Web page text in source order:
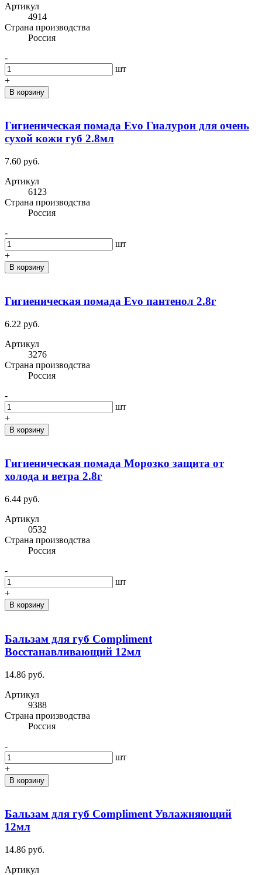
Артикул
4914
Cтрана производства
Россия
-
шт
+
В корзину
Гигиеническая помада Evo Гиалурон для очень
сухой кожи губ 2.8мл
7.60 руб.
Артикул
6123
Cтрана производства
Россия
-
шт
+
В корзину
Гигиеническая помада Evo пантенол 2.8г
6.22 руб.
Артикул
3276
Cтрана производства
Россия
-
шт
+
В корзину
Гигиеническая помада Морозко защита от
холода и ветра 2.8г
6.44 руб.
Артикул
0532
Cтрана производства
Россия
-
шт
+
В корзину
Бальзам для губ Compliment
Восстанавливающий 12мл
14.86 руб.
Артикул
9388
Cтрана производства
Россия
-
шт
+
В корзину
Бальзам для губ Compliment Увлажняющий
12мл
14.86 руб.
Артикул